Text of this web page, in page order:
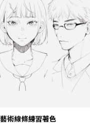
術線條練習著色